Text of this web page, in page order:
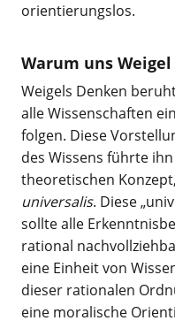
orientierungslos.
Warum uns
Weigels Denken
alle Wissenschaften
folgen. Diese
des Wissens führte
theoretischen
universalis. Diese
sollte alle
rational
eine Einheit von
dieser rationalen
eine moralische